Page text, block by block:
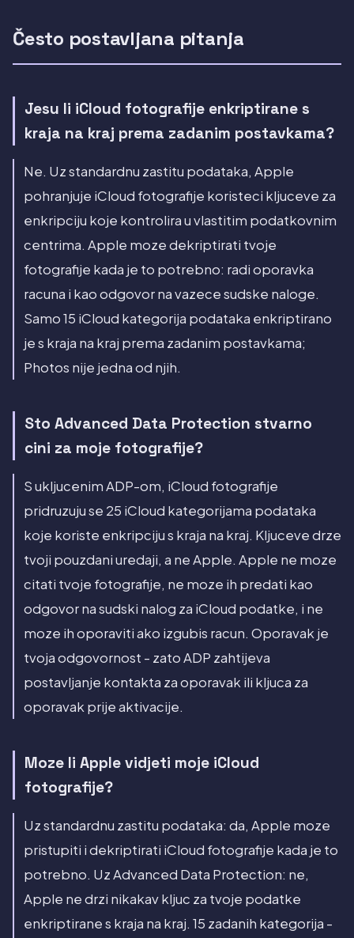
Često postavljana pitanja
Jesu li iCloud fotografije enkriptirane s
kraja na kraj prema zadanim postavkama?
Ne. Uz standardnu zastitu podataka, Apple
pohranjuje iCloud fotografije koristeci kljuceve za
enkripciju koje kontrolira u vlastitim podatkovnim
centrima. Apple moze dekriptirati tvoje
fotografije kada je to potrebno: radi oporavka
racuna i kao odgovor na vazece sudske naloge.
Samo 15 iCloud kategorija podataka enkriptirano
je s kraja na kraj prema zadanim postavkama;
Photos nije jedna od njih.
Sto Advanced Data Protection stvarno
cini za moje fotografije?
S ukljucenim ADP-om, iCloud fotografije
pridruzuju se 25 iCloud kategorijama podataka
koje koriste enkripciju s kraja na kraj. Kljuceve drze
tvoji pouzdani uredaji, a ne Apple. Apple ne moze
citati tvoje fotografije, ne moze ih predati kao
odgovor na sudski nalog za iCloud podatke, i ne
moze ih oporaviti ako izgubis racun. Oporavak je
tvoja odgovornost - zato ADP zahtijeva
postavljanje kontakta za oporavak ili kljuca za
oporavak prije aktivacije.
Moze li Apple vidjeti moje iCloud
fotografije?
Uz standardnu zastitu podataka: da, Apple moze
pristupiti i dekriptirati iCloud fotografije kada je to
potrebno. Uz Advanced Data Protection: ne,
Apple ne drzi nikakav kljuc za tvoje podatke
enkriptirane s kraja na kraj. 15 zadanih kategorija -